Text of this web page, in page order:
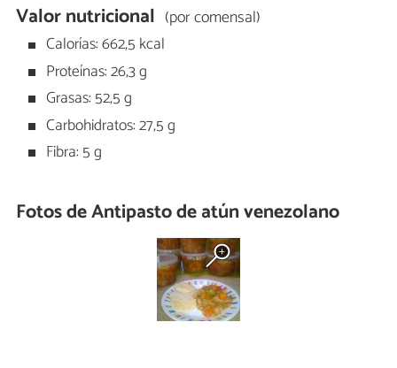
Valor nutricional (por comensal)
Calorías: 662,5 kcal
Proteínas: 26,3 g
Grasas: 52,5 g
Carbohidratos: 27,5 g
Fibra: 5 g
Fotos de Antipasto de atún venezolano